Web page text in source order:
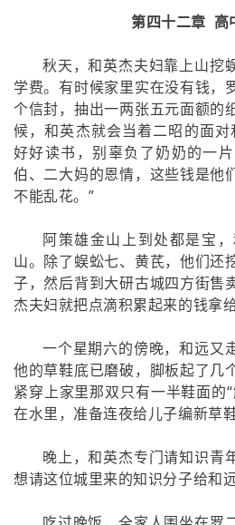
第四十二章 高
秋天，和英杰夫妇靠上山挖
学费。有时候家里实在没有钱，
个信封，抽出一两张五元面额的
候，和英杰就会当着二昭的面
好好读书，别辜负了奶奶的一
伯、二大妈的恩情，这些钱是他
不能乱花。”
阿策雄金山上到处都是宝
山。除了蜈蚣七、黄芪，他们还
子，然后背到大研古城四方街售
杰夫妇就把点滴积累起来的钱拿
一个星期六的傍晚，和远又
他的草鞋底已磨破，脚板起了几
紧穿上家里那双只有一半鞋面的
在水里，准备连夜给儿子编新草鞋
晚上，和英杰专门请知识青
想请这位城里来的知识分子给和